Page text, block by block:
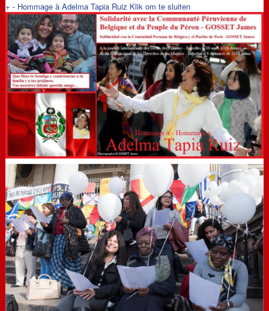
+ - Hommage à Adelma Tapia Ruiz Klik om te sluiten